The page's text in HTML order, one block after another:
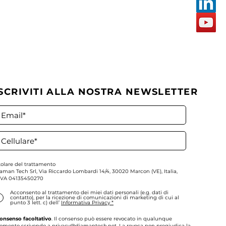
Operative di
Intraday
ALLA NOSTRA NEWSLETTER
del trattamento
Tech Srl, Via Riccardo Lombardi 14/4, 30020 Marcon (VE), Italia,
04135450270
Acconsento al trattamento dei miei dati personali (e.g. dati di
contatto), per la ricezione di comunicazioni di marketing di cui al
punto 3 lett. c) dell’ Informativa Privacy *
facoltativo. Il consenso può essere revocato in qualunque